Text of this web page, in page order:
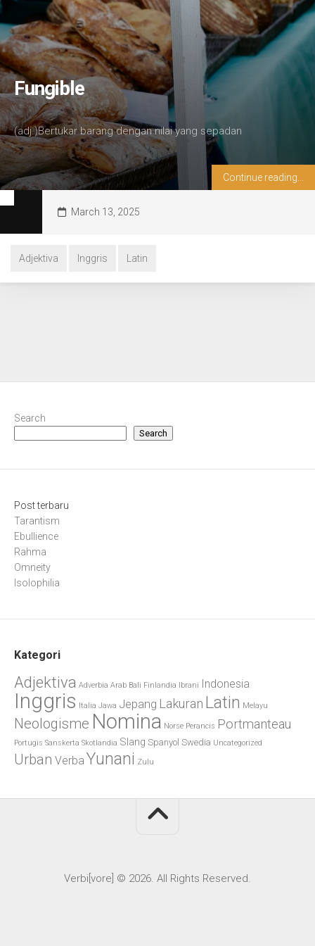
Fungible
(adj.)Bertukar barang dengan nilai yang sepadan
Continue reading...
March 13, 2025
Adjektiva Inggris Latin
Search
Search
Post terbaru
Tarantism
Ebullience
Rahma
Omneity
Isolophilia
Kategori
Adjektiva Adverbia Arab Bali Finlandia Ibrani Indonesia
Inggris Italia Jawa Jepang Lakuran Latin Melayu
Neologisme Nomina Norse Perancis Portmanteau
Portugis Sanskerta Skotlandia Slang Spanyol Swedia Uncategorized
Urban Verba Yunani Zulu
Verbi[vore] © 2026. All Rights Reserved.